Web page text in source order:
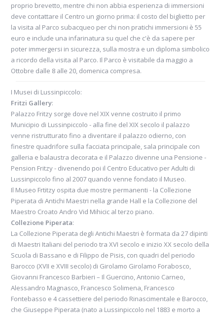
Lussinpiccolo è elegante e vivace, molto
frequentata in estate, conserva comunque e
sempre il suo aplomb, un'atmosfera di relax
e pace, una certa raffinatezza: da vedere!
consiglio di Branko e Nicoletta
proprio brevetto, mentre chi non abbia esperienza di immersioni
deve contattare il Centro un giorno prima: il costo del biglietto per
la visita al Parco subacqueo per chi non pratichi immersioni è 55
euro e include una infarinatura su quel che c'è da sapere per
poter immergersi in sicurezza, sulla mostra e un diploma simbolico
a ricordo della visita al Parco. Il Parco è visitabile da maggio a
Ottobre dalle 8 alle 20, domenica compresa.
I Musei di Lussinpiccolo:
Fritzi Gallery:
Palazzo Fritzy sorge dove nel XIX venne costruito il primo
Municipio di Lussinpiccolo - alla fine del XIX secolo il palazzo
venne ristrutturato fino a diventare il palazzo odierno, con
finestre quadrifore sulla facciata principale, sala principale con
galleria e balaustra decorata e il Palazzo divenne una Pensione -
Pension Fritzy - divenendo poi il Centro Educativo per Adulti di
Lussinpiccolo fino al 2007 quando venne fondato il Museo.
Il Museo Frtitzy ospita due mostre permanenti - la Collezione
Piperata di Antichi Maestri nella grande Hall e la Collezione del
Maestro Croato Andro Vid Mihicic al terzo piano.
Collezione Piperata:
La Collezione Piperata degli Antichi Maestri è formata da 27 dipinti
di Maestri Italiani del periodo tra XVI secolo e inizio XX secolo della
Scuola di Bassano e di Filippo de Pisis, con quadri del periodo
Barocco (XVII e XVIII secolo) di Girolamo Girolamo Forabosco,
Giovanni Francesco Barbieri – Il Guercino, Antonio Carneo,
Alessandro Magnasco, Francesco Solimena, Francesco
Fontebasso e 4 cassettiere del periodo Rinascimentale e Barocco,
che Giuseppe Piperata (nato a Lussinpiccolo nel 1883 e morto a